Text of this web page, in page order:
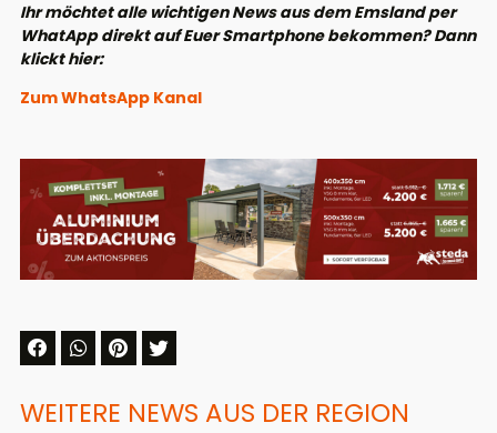
Ihr möchtet alle wichtigen News aus dem Emsland per
WhatApp direkt auf Euer Smartphone bekommen? Dann
klickt hier:
Zum WhatsApp Kanal
WEITERE NEWS AUS DER REGION